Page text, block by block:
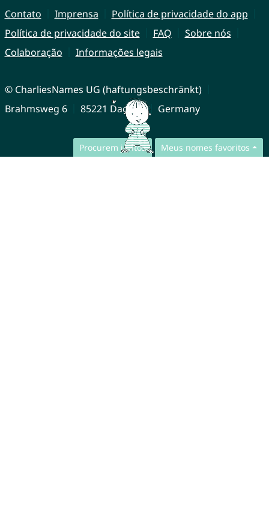
Procurem juntos Meus nomes favoritos
Contato Imprensa
Política de privacidade do app
Política de privacidade do site
FAQ
Sobre nós
Colaboração
Informações legais
© CharliesNames UG (haftungsbeschränkt)
Brahmsweg 6
85221 Dachau Germany